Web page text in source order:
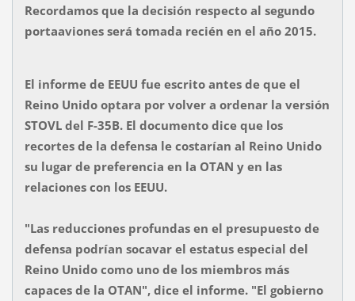
Recordamos que la decisión respecto al segundo
portaaviones será tomada recién en el año 2015.
El informe de EEUU fue escrito antes de que el
Reino Unido optara por volver a ordenar la versión
STOVL del F-35B. El documento dice que los
recortes de la defensa le costarían al Reino Unido
su lugar de preferencia en la OTAN y en las
relaciones con los EEUU.
"Las reducciones profundas en el presupuesto de
defensa podrían socavar el estatus especial del
Reino Unido como uno de los miembros más
capaces de la OTAN", dice el informe. "El gobierno